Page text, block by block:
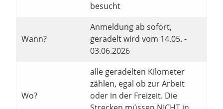
besucht
Wann?
Anmeldung ab sofort,
geradelt wird vom 14.05. -
03.06.2026
Wo?
alle geradelten Kilometer
zählen, egal ob zur Arbeit
oder in der Freizeit. Die